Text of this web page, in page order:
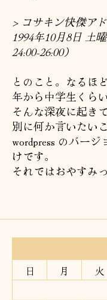
> コサキン快傑ア
1994年10月8日 土
24:00-26:00）
とのこと。なるほ
年から中学生くら
そんな深夜に起き
別に何か言いたい
wordpress のバー
けです。
それではおやすみ
日
月 火